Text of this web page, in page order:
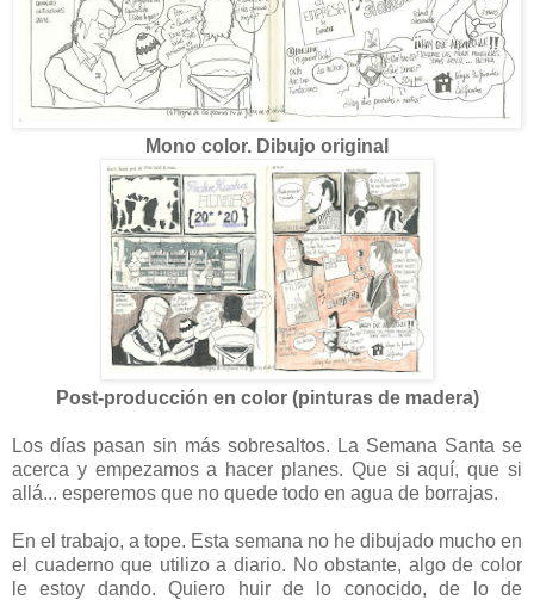
Mono color. Dibujo original
Post-producción en color (pinturas de madera)
Los días pasan sin más sobresaltos. La Semana Santa se
acerca y empezamos a hacer planes. Que si aquí, que si
allá... esperemos que no quede todo en agua de borrajas.
En el trabajo, a tope. Esta semana no he dibujado mucho en
el cuaderno que utilizo a diario. No obstante, algo de color
le estoy dando. Quiero huir de lo conocido, de lo de